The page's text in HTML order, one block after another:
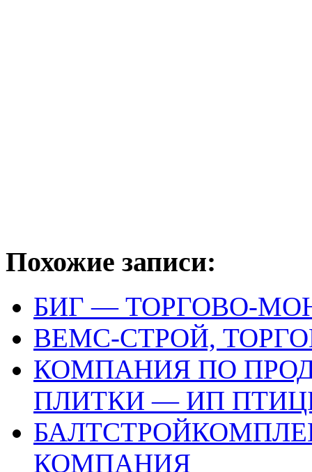
Похожие записи:
БИГ — ТОРГОВО-
ВЕМС-СТРОЙ,
КОМПАНИЯ ПО
ПЛИТКИ — ИП
КОМПАНИЯ